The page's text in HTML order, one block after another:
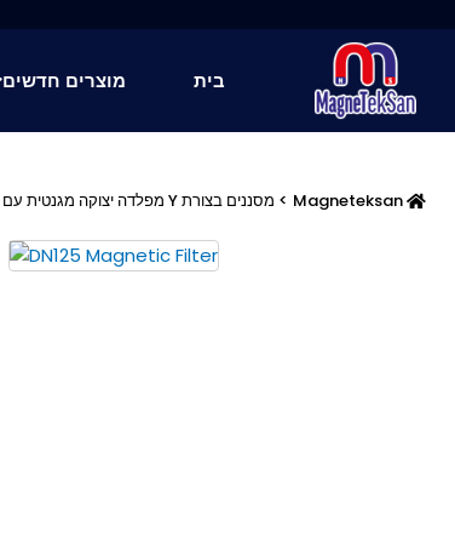
בית מוצרים חדשים
Magneteksan
> מסננים בצורת Y מפלדה יצוקה מגנטית עם צווארון